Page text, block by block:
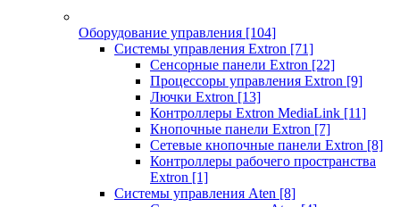
Оборудование управления [104]
Системы управления Extron [71]
Сенсорные панели Extron [22]
Процессоры управления Extron [9]
Лючки Extron [13]
Контроллеры Extron MediaLink [11]
Кнопочные панели Extron [7]
Сетевые кнопочные панели Extron [8]
Контроллеры рабочего пространства
Extron [1]
Системы управления Aten [8]